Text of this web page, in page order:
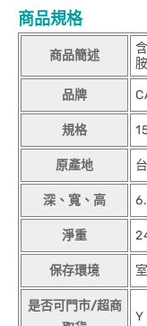
商品規格
商品簡述
品牌
規格
原產地
深、寬、高
淨重
保存環境
是否可門市/超商
Y